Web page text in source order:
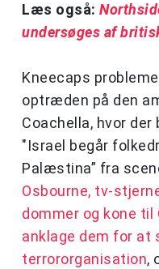
Læs også:
undersøges af
Kneecaps
optræden på den
Coachella, hvor
"Israel begår
Palæstina” fra
Osbourne, tv-
dommer og kone til
anklage dem for at
terrororganisation,